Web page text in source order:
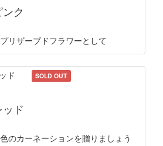
ク
リザーブドフラワーとして
SOLD OUT
ド
のカーネーションを贈りましょう